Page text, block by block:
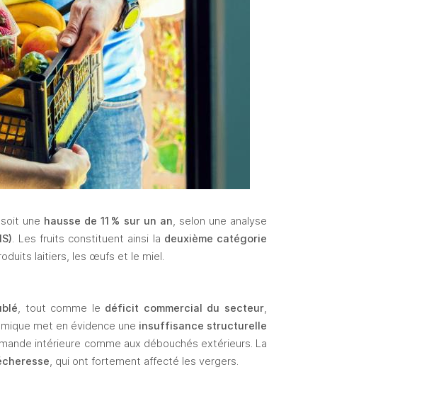
une hausse de 11 % sur un an, selon une analyse
. Les fruits constituent ainsi la deuxième catégorie
laitiers, les œufs et le miel.
, tout comme le déficit commercial du secteur,
met en évidence une insuffisance structurelle
intérieure comme aux débouchés extérieurs. La
, qui ont fortement affecté les vergers.